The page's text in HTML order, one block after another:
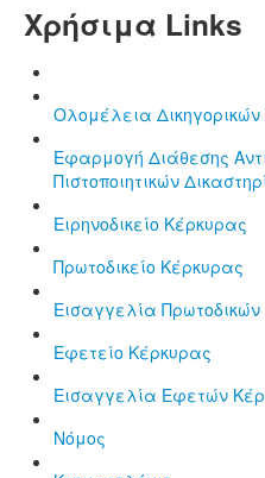
Χρήσιμα Links
Ολομέλεια
Εφαρμογή Διάθεσης
Πιστοποιητικών
Ειρηνοδικείο Κέρκυρας
Πρωτοδικείο Κέρκυρας
Εισαγγελία
Εφετείο Κέρκυρας
Εισαγγελία Εφετών
Νόμος